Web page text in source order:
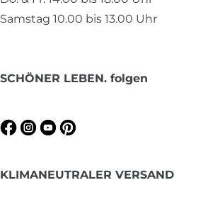
Samstag 10.00 bis 13.00 Uhr
SCHÖNER LEBEN. folgen
KLIMANEUTRALER VERSAND